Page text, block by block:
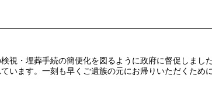
視・埋葬手続の簡便化を図るように政府に督促しま
います。一刻も早くご遺族の元にお帰りいただくために